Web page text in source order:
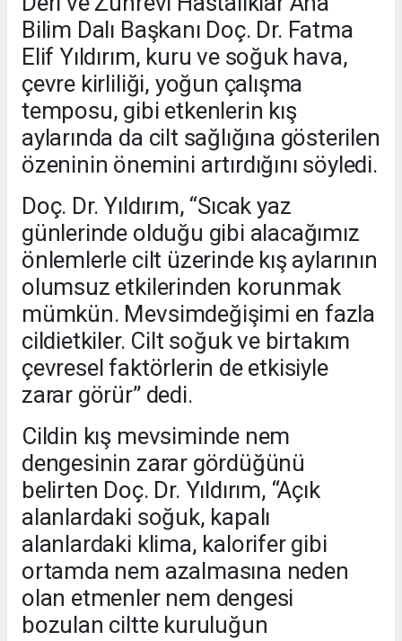
Bilim Dalı Başkanı Doç. Dr. Fatma
Elif Yıldırım, kuru ve soğuk hava,
çevre kirliliği, yoğun çalışma
temposu, gibi etkenlerin kış
aylarında da cilt sağlığına gösterilen
özeninin önemini artırdığını söyledi.
Doç. Dr. Yıldırım, “Sıcak yaz
günlerinde olduğu gibi alacağımız
önlemlerle cilt üzerinde kış aylarının
olumsuz etkilerinden korunmak
mümkün. Mevsimdeğişimi en fazla
cildietkiler. Cilt soğuk ve birtakım
çevresel faktörlerin de etkisiyle
zarar görür” dedi.
Cildin kış mevsiminde nem
dengesinin zarar gördüğünü
belirten Doç. Dr. Yıldırım, “Açık
alanlardaki soğuk, kapalı
alanlardaki klima, kalorifer gibi
ortamda nem azalmasına neden
olan etmenler nem dengesi
bozulan ciltte kuruluğun